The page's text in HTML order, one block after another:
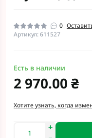
0
Артикул: 611527
Есть в наличии
2 970.00 ₴
Хотите узнать, когда